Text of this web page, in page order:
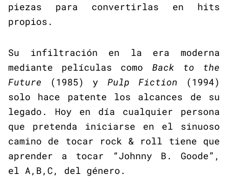
piezas para convertirlas en hits
propios.
Su infiltración en la era moderna
mediante películas como Back to the
Future
(1985) y Pulp Fiction (1994)
solo hace patente los alcances de su
legado. Hoy en día cualquier persona
que pretenda iniciarse en el sinuoso
camino de tocar rock & roll tiene que
aprender a tocar “Johnny B. Goode”,
el A,B,C, del género.